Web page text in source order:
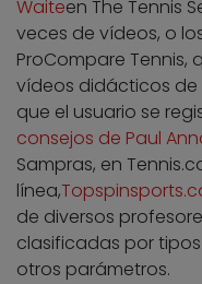
Waiteen The Tennis
veces de vídeos, o
ProCompare Tennis,
vídeos didácticos
que el usuario se
consejos de Paul
Sampras, en
línea,
de diversos
clasificadas por
otros parámetros.